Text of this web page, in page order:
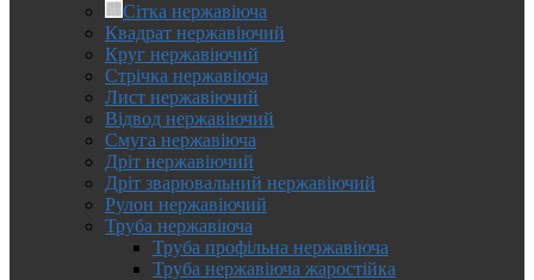
Сітка нержавіюча
Квадрат нержавіючий
Круг нержавіючий
Стрічка нержавіюча
Лист нержавіючий
Відвод нержавіючий
Смуга нержавіюча
Дріт нержавіючий
Дріт зварювальний нержавіючий
Рулон нержавіючий
Труба нержавіюча
Труба профільна нержавіюча
Труба нержавіюча жаростійка